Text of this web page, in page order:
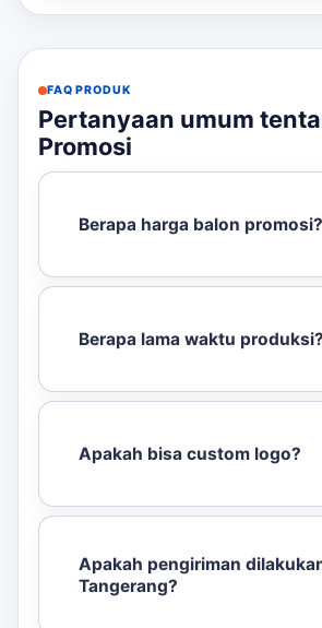
FAQ PRODUK
Pertanyaan umum
Promosi
Berapa harga balon promosi?
Berapa lama waktu produksi?
Apakah bisa custom logo?
Apakah pengiriman
Tangerang?